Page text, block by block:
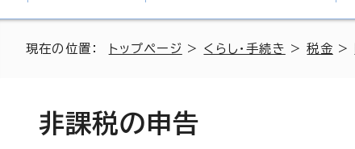
現在の位置： トップページ > くらし・手続き >税金 >
非課税の申告